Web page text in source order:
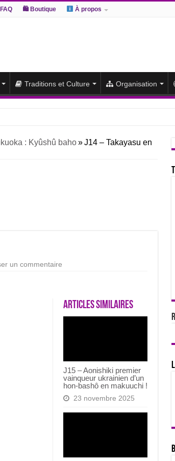
FAQ 🛍 Boutique À propos
Traditions et Culture Organisation
et poursuit sa série de victoires face à un
: Kyûshû baho » J14 – Takayasu en
un commentaire
Articles similaires
J15 – Aonishiki premier
vainqueur ukrainien d’un
hon-bashô en makuuchi !
23 novembre 2025